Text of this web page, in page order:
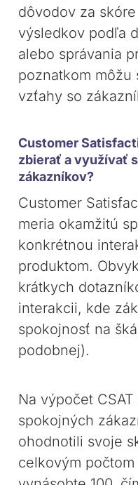
dôvodov za
výsledkov podľa
alebo správania
poznatkom môžu
vzťahy so
Customer
zbierať a využívať
zákazníkov?
Customer
meria okamžitú
konkrétnou
produktom.
krátkych
interakcii, kde
spokojnosť na
podobnej).
Na výpočet
spokojných
ohodnotili svoje
celkovým